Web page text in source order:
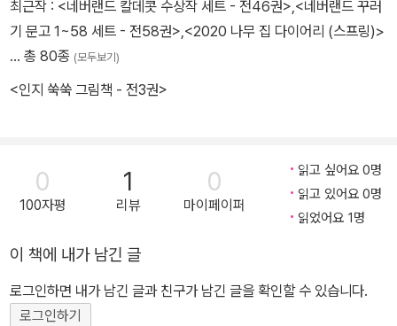
최근작 : <네버랜드 칼데콧 수상작 세트 - 전46권>,<네버랜드 꾸러
기 문고 1~58 세트 - 전58권>,<2020 나무 집 다이어리 (스프링)>
… 총 80종 (모두보기)
<인지 쑥쑥 그림책 - 전3권>
0
100자평
1
리뷰
0
마이페이퍼
읽고 싶어요 0명
읽고 있어요 0명
읽었어요 1명
이 책에 내가 남긴 글
로그인하면 내가 남긴 글과 친구가 남긴 글을 확인할 수 있습니다.
로그인하기